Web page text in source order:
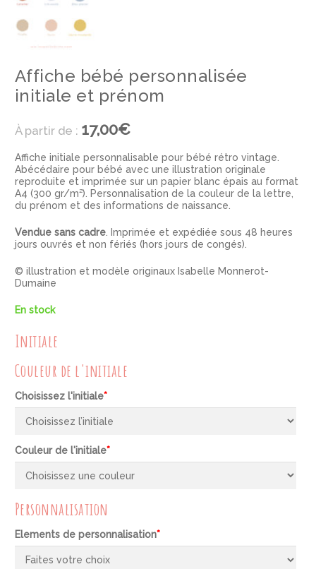
Affiche bébé personnalisée
initiale et prénom
À partir de : 17,00€
Affiche initiale personnalisable pour bébé rétro vintage.
Abécédaire pour bébé avec une illustration originale
reproduite et imprimée sur un papier blanc épais au format
A4 (300 gr/m²). Personnalisation de la couleur de la lettre,
du prénom et des informations de naissance.
Vendue sans cadre . Imprimée et expédiée sous 48 heures
jours ouvrés et non fériés (hors jours de congés).
© illustration et modèle originaux Isabelle Monnerot-
Dumaine
En stock
Initiale
Couleur de l'initiale
Choisissez l'initiale*
Couleur de l'initiale*
Personnalisation
Elements de personnalisation*